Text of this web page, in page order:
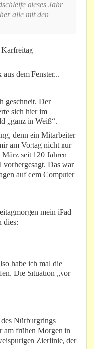
dieses Jahr
alle mit den
Karfreitag
dem Fenster...
geschneit. Der
sich hier im
„ganz in Weiß“.
denn ein Mitarbeiter
am Vortag nicht nur
seit 120 Jahren
vorhergesagt. Das war
auf dem Computer
mein iPad
dies:
habe ich mal die
Die Situation „vor
Nürburgrings
am frühen Morgen in
Zierlinie, der